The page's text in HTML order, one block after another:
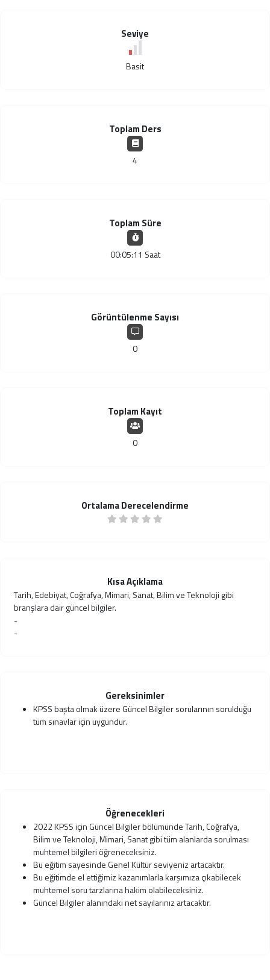
Seviye
Basit
Toplam Ders
4
Toplam Süre
00:05:11 Saat
Görüntülenme Sayısı
0
Toplam Kayıt
0
Ortalama Derecelendirme
Kısa Açıklama
Tarih, Edebiyat, Coğrafya, Mimari, Sanat, Bilim ve Teknoloji gibi
branşlara dair güncel bilgiler.
-
-
Gereksinimler
KPSS başta olmak üzere Güncel Bilgiler sorularının sorulduğu
tüm sınavlar için uygundur.
Öğrenecekleri
2022 KPSS için Güncel Bilgiler bölümünde Tarih, Coğrafya,
Bilim ve Teknoloji, Mimari, Sanat gibi tüm alanlarda sorulması
muhtemel bilgileri öğreneceksiniz.
Bu eğitim sayesinde Genel Kültür seviyeniz artacaktır.
Bu eğitimde el ettiğimiz kazanımlarla karşımıza çıkabilecek
muhtemel soru tarzlarına hakim olabileceksiniz.
Güncel Bilgiler alanındaki net sayılarınız artacaktır.